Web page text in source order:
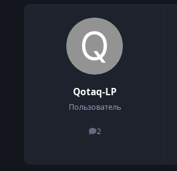
Qotaq-LP
Пользователь
2
сообщения